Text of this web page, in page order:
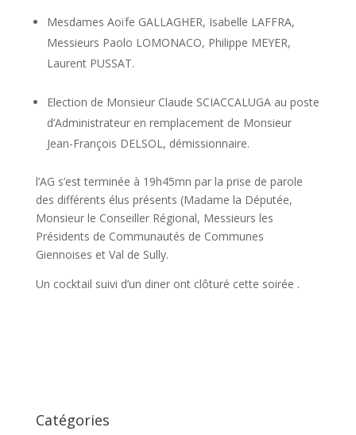
Mesdames Aoïfe GALLAGHER, Isabelle LAFFRA,
Messieurs Paolo LOMONACO, Philippe MEYER,
Laurent PUSSAT.
Election de Monsieur Claude SCIACCALUGA au poste
d’Administrateur en remplacement de Monsieur
Jean-François DELSOL, démissionnaire.
l’AG s’est terminée à 19h45mn par la prise de parole
des différents élus présents (Madame la Députée,
Monsieur le Conseiller Régional, Messieurs les
Présidents de Communautés de Communes
Giennoises et Val de Sully.
Un cocktail suivi d’un diner ont clôturé cette soirée .
Catégories